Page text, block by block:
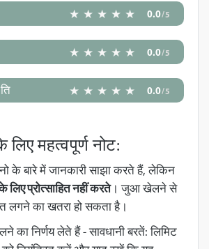
0.0/5
0.0/5
0.0/5
लिए महत्वपूर्ण नोट:
के बारे में जानकारी साझा करते हैं, लेकिन
प्रोत्साहित नहीं करते। जुआ खेलने से
लगने का खतरा हो सकता है।
का निर्णय लेते हैं - सावधानी बरतें: लिमिट